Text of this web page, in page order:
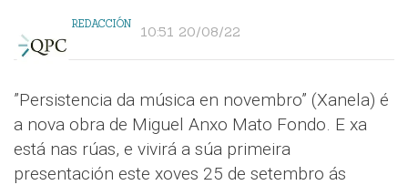
REDACCIÓN 10:51 20/08/22
”Persistencia da música en novembro” (Xanela) é
a nova obra de Miguel Anxo Mato Fondo. E xa
está nas rúas, e vivirá a súa primeira
presentación este xoves 25 de setembro ás